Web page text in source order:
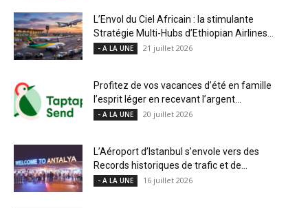
L’Envol du Ciel Africain : la stimulante
Stratégie Multi-Hubs d’Ethiopian Airlines...
- A LA UNE 21 juillet 2026
Profitez de vos vacances d’été en famille
l’esprit léger en recevant l’argent...
- A LA UNE 20 juillet 2026
L’Aéroport d’Istanbul s’envole vers des
Records historiques de trafic et de...
- A LA UNE 16 juillet 2026